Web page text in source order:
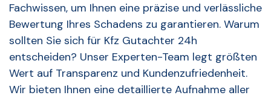
Fachwissen, um Ihnen eine präzise und verlässliche
Bewertung Ihres Schadens zu garantieren. Warum
sollten Sie sich für Kfz Gutachter 24h
entscheiden? Unser Experten-Team legt größten
Wert auf Transparenz und Kundenzufriedenheit.
Wir bieten Ihnen eine detaillierte Aufnahme aller